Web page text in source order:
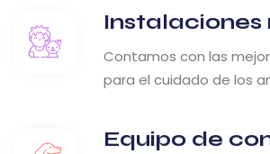
Instalaciones
Contamos con las
para el cuidado de los
Equipo de